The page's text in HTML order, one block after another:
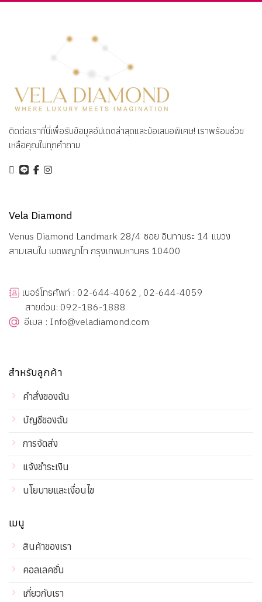
ติดต่อเราที่นี่เพื่อรับข้อมูลอัปเดตล่าสุดและข้อเสนอพิเศษ! เราพร้อมช่วย
เหลือคุณในทุกคำถาม
สำหรับลูกค้า
คำสั่งของฉัน
บัญชีของฉัน
การจัดส่ง
แจ้งชำระเงิน
นโยบายและเงื่อนไข
เมนู
สินค้าของเรา
คอลเลคชั่น
เกี่ยวกับเรา
Vela Diamond
Venus Diamond Landmark 28/4 ซอย อินทามระ 14 แขวง
สามเสนใน เขตพญาไท กรุงเทพมหานคร 10400
เบอร์โทรศัพท์ : 02-644-4062 , 02-644-4059
สายด่วน: 092-186-1888
อีเมล : Info@veladiamond.com